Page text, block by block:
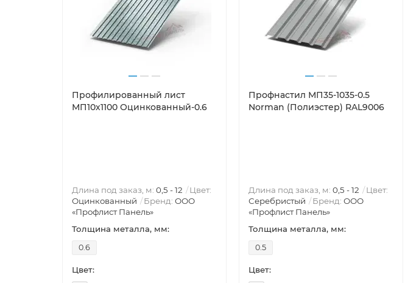
Профилированный лист
МП10х1100 Оцинкованный-0.6
Длина под заказ, м: 0,5 - 12
Цвет:
Оцинкованный
Бренд: ООО
«Профлист Панель»
Толщина металла, мм:
0.6
Цвет:
Профнастил МП35-1035-0.5
Norman (Полиэстер) RAL9006
Длина под заказ, м: 0,5 - 12
Цвет:
Серебристый
Бренд: ООО
«Профлист Панель»
Толщина металла, мм:
0.5
Цвет: